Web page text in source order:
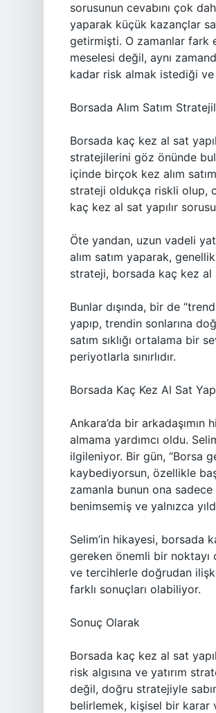
sorusunun cevabını çok
yaparak küçük kazançlar
getirmişti. O zamanlar fark
meselesi değil, aynı
kadar risk almak istediği
Borsada Alım Satım
Borsada kaç kez al sat
stratejilerini göz önünde
içinde birçok kez alım
strateji oldukça riskli olup,
kaç kez al sat yapılır
Öte yandan, uzun vadeli
alım satım yaparak,
strateji, borsada kaç kez al
Bunlar dışında, bir de
yapıp, trendin sonlarına
satım sıklığı ortalama bir
periyotlarla sınırlıdır.
Borsada Kaç Kez Al Sat
Ankara’da bir
almama yardımcı oldu.
ilgileniyor. Bir gün, “Borsa
kaybediyorsun, özellikle
zamanla bunun ona
benimsemiş ve yalnızca
Selim’in hikayesi, borsada
gereken önemli bir noktayı
ve tercihlerle doğrudan
farklı sonuçları olabiliyor.
Sonuç Olarak
Borsada kaç kez al sat
risk algısına ve yatırım
değil, doğru stratejiyle
belirlemek, kişisel bir karar